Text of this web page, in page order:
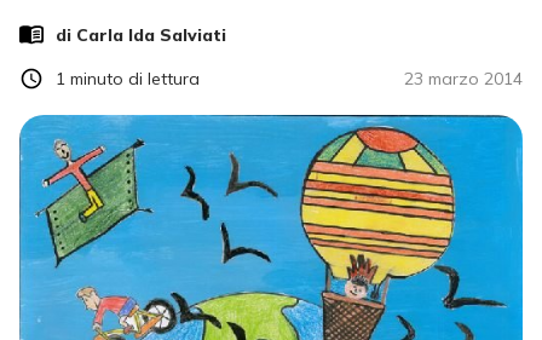
di Carla Ida Salviati
23 marzo 2014
1 minuto di lettura